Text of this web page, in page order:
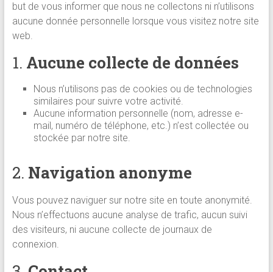
but de vous informer que nous ne collectons ni n’utilisons
aucune donnée personnelle lorsque vous visitez notre site
web.
1. Aucune collecte de données
Nous n’utilisons pas de cookies ou de technologies
similaires pour suivre votre activité.
Aucune information personnelle (nom, adresse e-
mail, numéro de téléphone, etc.) n’est collectée ou
stockée par notre site.
2. Navigation anonyme
Vous pouvez naviguer sur notre site en toute anonymité.
Nous n’effectuons aucune analyse de trafic, aucun suivi
des visiteurs, ni aucune collecte de journaux de
connexion.